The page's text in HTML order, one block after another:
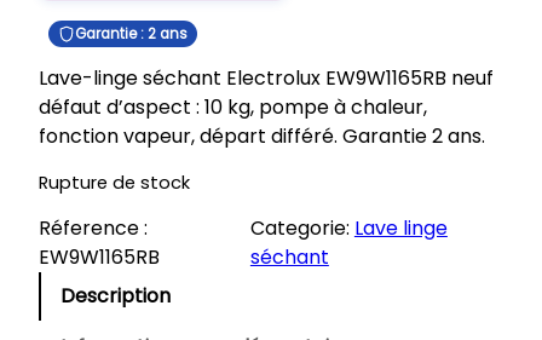
Garantie : 2 ans
Lave-linge séchant Electrolux EW9W1165RB neuf
défaut d’aspect : 10 kg, pompe à chaleur,
fonction vapeur, départ différé. Garantie 2 ans.
Rupture de stock
Réference :
EW9W1165RB
Categorie: Lave linge
séchant
Description